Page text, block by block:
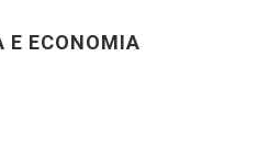
E ECONOMIA